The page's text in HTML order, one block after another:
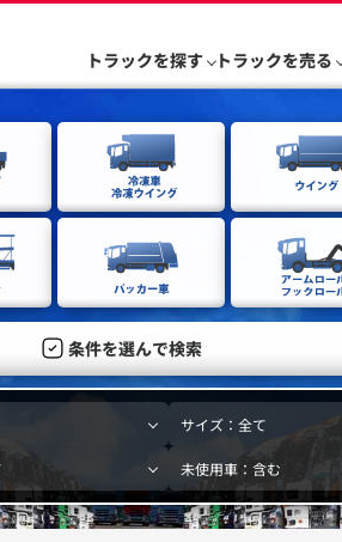
トラックを探す トラックを売る
条件を選んで検索